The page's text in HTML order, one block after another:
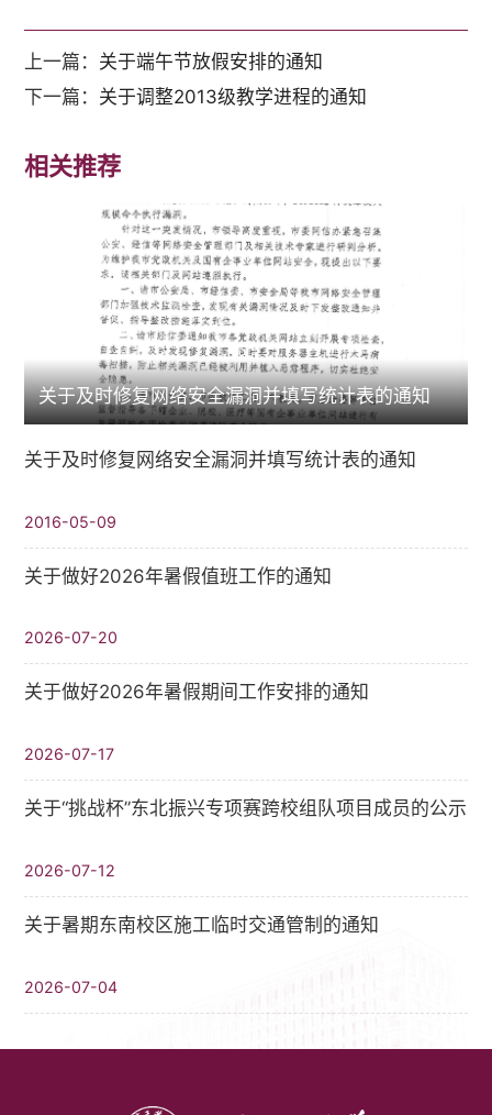
上一篇： 关于端午节放假安排的通知
下一篇： 关于调整2013级教学进程的通知
相关推荐
关于及时修复网络安全漏洞并填写统计表的通知
关于及时修复网络安全漏洞并填写统计表的通知
2016-05-09
关于做好2026年暑假值班工作的通知
2026-07-20
关于做好2026年暑假期间工作安排的通知
2026-07-17
关于“挑战杯”东北振兴专项赛跨校组队项目成员的公示
2026-07-12
关于暑期东南校区施工临时交通管制的通知
2026-07-04